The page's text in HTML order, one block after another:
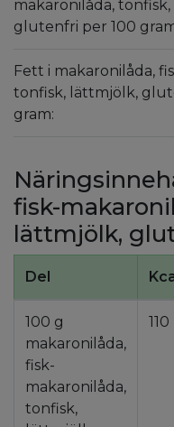
makaronilåda,
glutenfri per 100
Fett i makaronilåda,
tonfisk, lättmjölk,
gram:
fisk-
lättmjölk,
Del
100 g
makaronilåda,
fisk-
makaronilåda,
tonfisk,
110